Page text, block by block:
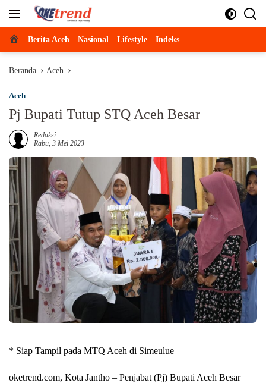
Beranda
Berita Aceh Nasional Lifestyle Indeks
Beranda Aceh
Aceh
Pj Bupati Tutup STQ Aceh Besar
Redaksi
Rabu, 3 Mei 2023
* Siap Tampil pada MTQ Aceh di Simeulue
oketrend.com, Kota Jantho – Penjabat (Pj) Bupati Aceh Besar